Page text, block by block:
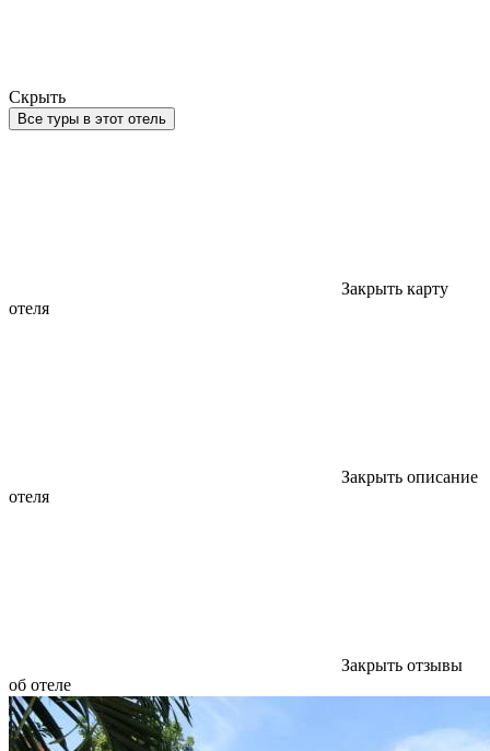
Скрыть
Все туры в этот отель
Закрыть карту
отеля
Закрыть описание
отеля
Закрыть отзывы
об отеле